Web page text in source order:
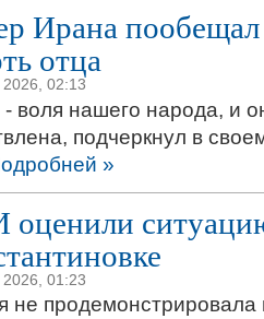
Ирана пообещал
отца
02:13
воля нашего народа, и
подчеркнул в
»
01:23
не продемонстрировала